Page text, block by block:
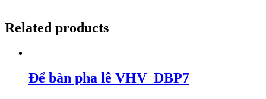
Related products
Để bàn pha lê VHV_DBP7